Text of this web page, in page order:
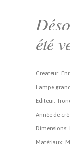
été
Createur:
Lampe
Editeur:
Année de
Dimensions:
Matériaux: